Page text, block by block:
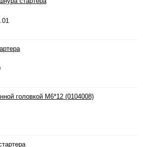
головкой М6*12 (0104008)